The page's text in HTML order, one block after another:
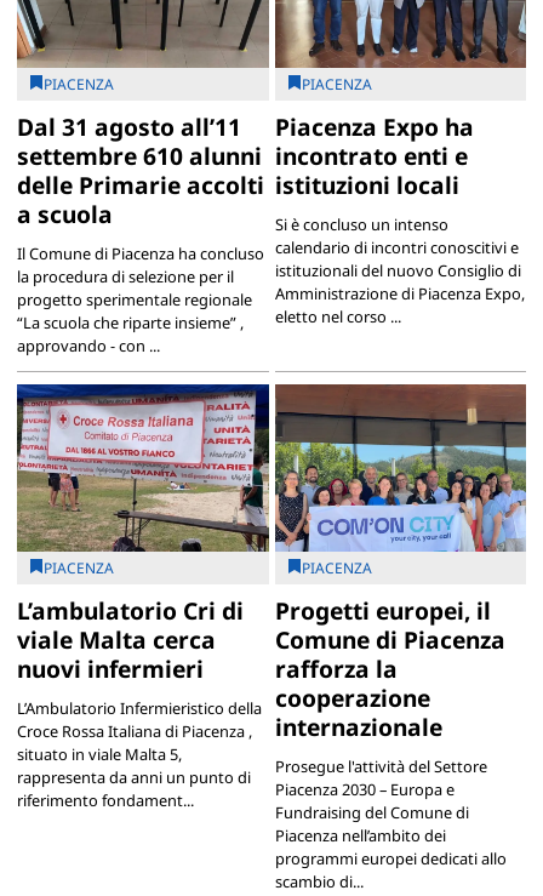
PIACENZA
Dal 31 agosto all’11
settembre 610 alunni
delle Primarie accolti
a scuola
Il Comune di Piacenza ha concluso
la procedura di selezione per il
progetto sperimentale regionale
“La scuola che riparte insieme” ,
approvando - con ...
PIACENZA
Piacenza Expo ha
incontrato enti e
istituzioni locali
Si è concluso un intenso
calendario di incontri conoscitivi e
istituzionali del nuovo Consiglio di
Amministrazione di Piacenza Expo,
eletto nel corso ...
PIACENZA
L’ambulatorio Cri di
viale Malta cerca
nuovi infermieri
L’Ambulatorio Infermieristico della
Croce Rossa Italiana di Piacenza ,
situato in viale Malta 5,
rappresenta da anni un punto di
riferimento fondament...
PIACENZA
Progetti europei, il
Comune di Piacenza
rafforza la
cooperazione
internazionale
Prosegue l'attività del Settore
Piacenza 2030 – Europa e
Fundraising del Comune di
Piacenza nell’ambito dei
programmi europei dedicati allo
scambio di...